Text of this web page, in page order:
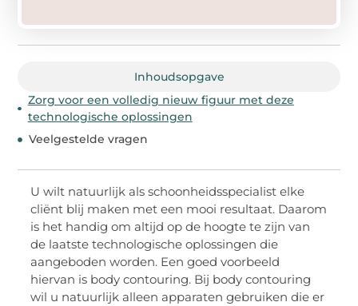
Inhoudsopgave
Zorg voor een volledig nieuw figuur met deze
technologische oplossingen
Veelgestelde vragen
U wilt natuurlijk als schoonheidsspecialist elke
cliënt blij maken met een mooi resultaat. Daarom
is het handig om altijd op de hoogte te zijn van
de laatste technologische oplossingen die
aangeboden worden. Een goed voorbeeld
hiervan is body contouring. Bij body contouring
wil u natuurlijk alleen apparaten gebruiken die er